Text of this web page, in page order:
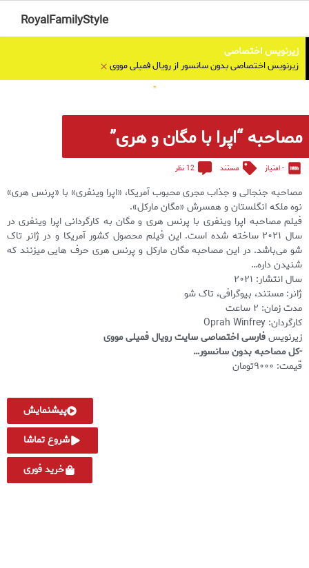
RoyalFamilyStyle
زیرنویس اختصاصی
زیرنویس اختصاصی بدون سانسور از رویال فمیلی مووی×
مصاحبه “اپرا با مگان و هری”
- امتیاز مستند 12 نظر
مصاحبه جنجالی و جذاب مجری محبوب آمریکا، «اپرا وینفری» با «پرنس هری»
نوه ملکه انگلستان و همسرش «مگان مارکل».
فیلم مصاحبه اپرا وینفری با پرنس هری و مگان به کارگردانی اپرا وینفری در
سال ۲۰۲۱ ساخته شده است. این فیلم محصول کشور آمریکا و در ژانر تاک
شو می‌باشد. در این مصاحبه مگان مارکل و پرنس هری حرف هایی میزنند که
شنیدن داره…
سال انتشار: ۲۰۲۱
ژانر: مستند، بیوگرافی، تاک شو
مدت زمان: ۲ ساعت
کارگردان: Oprah Winfrey
زیرنویسفارسی اختصاصی سایت رویال فمیلی مووی
-کل مصاحبه بدون سانسور…
قیمت: ۹۰۰۰تومان
پیشنمایش
شروع تماشا
خرید فوری